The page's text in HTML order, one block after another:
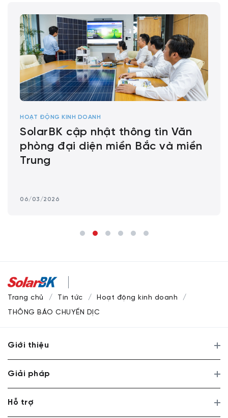
HOẠT ĐỘNG KINH DOANH
SolarBK cập nhật thông tin Văn
phòng đại diện miền Bắc và miền
Trung
06/03/2026
Trang chủ Tin tức
Hoạt động kinh doanh
THÔNG BÁO CHUYỂN DỊCH CƠ CẤU VÀ ĐỊNH HƯỚNG CHIẾN
Giới thiệu
Giải pháp
Hỗ trợ